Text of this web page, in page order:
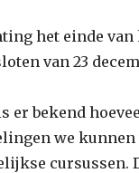
het einde van
van 23
er bekend
we
cursussen.